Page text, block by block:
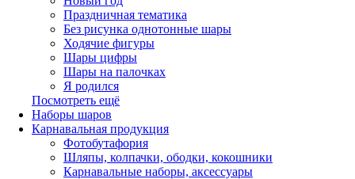
Праздничная тематика
Без рисунка однотонные шары
Ходячие фигуры
Шары цифры
Шары на палочках
Я родился
Посмотреть ещё
Наборы шаров
Карнавальная продукция
Фотобутафория
Шляпы, колпачки, ободки, кокошники
Карнавальные наборы, аксессуары